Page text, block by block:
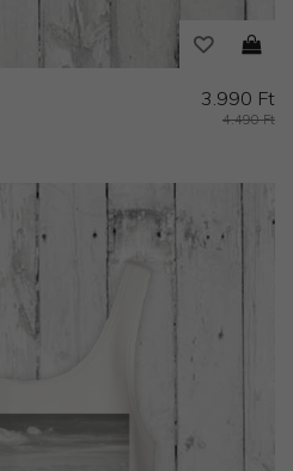
3.990 Ft
4.490 Ft